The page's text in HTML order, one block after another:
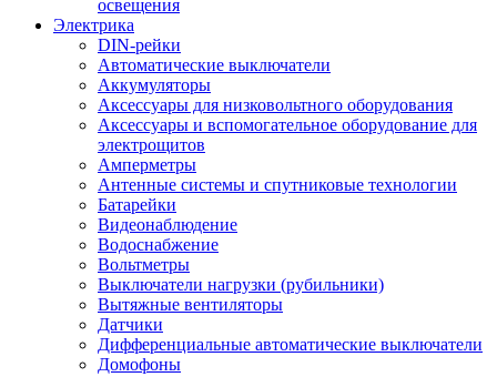
освещения
Электрика
DIN-рейки
Автоматические выключатели
Аккумуляторы
Аксессуары для низковольтного оборудования
Аксессуары и вспомогательное оборудование для
электрощитов
Амперметры
Антенные системы и спутниковые технологии
Батарейки
Видеонаблюдение
Водоснабжение
Вольтметры
Выключатели нагрузки (рубильники)
Вытяжные вентиляторы
Датчики
Дифференциальные автоматические выключатели
Домофоны